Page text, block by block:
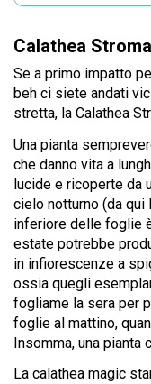
Calathea
Se a primo impatto
beh ci siete andati
stretta, la Calathea
Una pianta
che danno vita a
lucide e ricoperte da
cielo notturno (da qui
inferiore delle foglie
estate potrebbe
in infiorescenze a
ossia quegli
fogliame la sera per
foglie al mattino,
Insomma, una pianta
La calathea magic